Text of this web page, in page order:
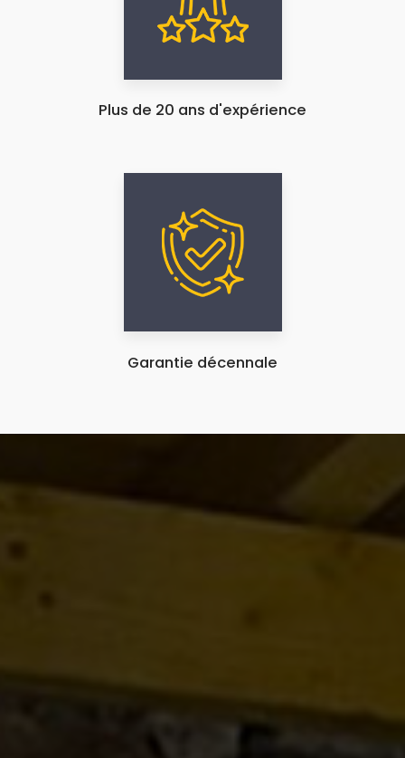
Plus de 20 ans d'expérience
Garantie décennale